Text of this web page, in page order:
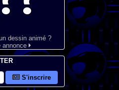
dessin animé ?
annonce
S'inscrire